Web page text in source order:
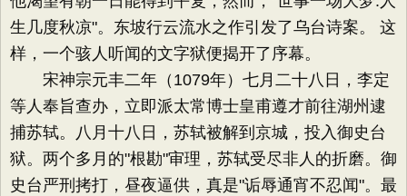
生几度秋凉"。东坡行云流水之作引发了乌台诗案。 这
样，一个骇人听闻的文字狱便揭开了序幕。
宋神宗元丰二年（1079年）七月二十八日，李定
等人奉旨查办，立即派太常博士皇甫遵才前往湖州逮
捕苏轼。八月十八日，苏轼被解到京城，投入御史台
狱。两个多月的"根勘"审理，苏轼受尽非人的折磨。御
史台严刑拷打，昼夜逼供，真是"诟辱通宵不忍闻"。最